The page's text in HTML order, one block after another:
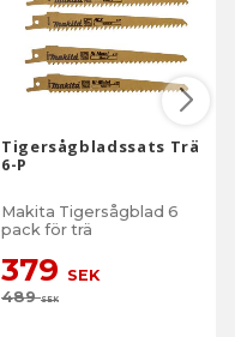
Tigersågbladssats Trä
6-P
Makita Tigersågblad 6
pack för trä
379 SEK
489SEK